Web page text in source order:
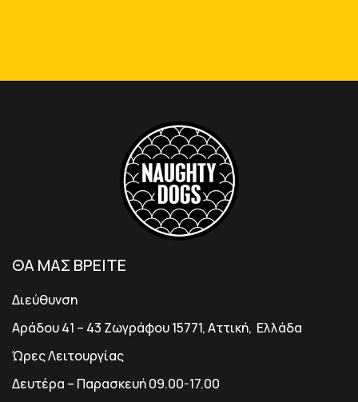
ΘΑ ΜΑΣ ΒΡΕΙΤΕ
Διεύθυνση
Αράδου 41 – 43 Ζωγράφου 15771, Αττική, Ελλάδα
Ώρες Λειτουργίας
Δευτέρα – Παρασκευή 09.00-17.00